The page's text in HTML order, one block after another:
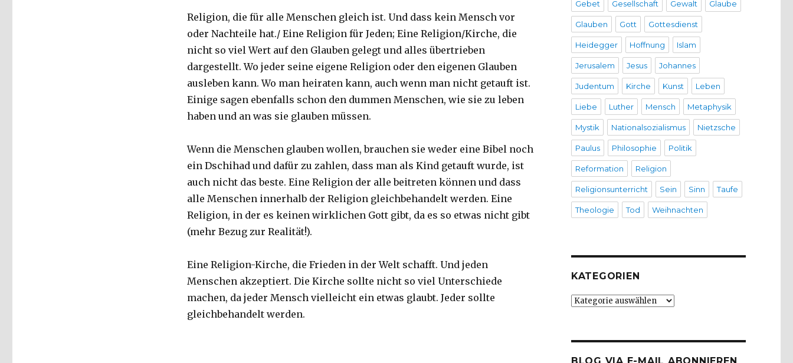
Religion, die für alle Menschen gleich ist. Und dass kein Mensch vor
oder Nachteile hat./ Eine Religion für Jeden; Eine Religion/Kirche, die
nicht so viel Wert auf den Glauben gelegt und alles übertrieben
dargestellt. Wo jeder seine eigene Religion oder den eigenen Glauben
ausleben kann. Wo man heiraten kann, auch wenn man nicht getauft ist.
Einige sagen ebenfalls schon den dummen Menschen, wie sie zu leben
haben und an was sie glauben müssen.
Wenn die Menschen glauben wollen, brauchen sie weder eine Bibel noch
ein Dschihad und dafür zu zahlen, dass man als Kind getauft wurde, ist
auch nicht das beste. Eine Religion der alle beitreten können und dass
alle Menschen innerhalb der Religion gleichbehandelt werden. Eine
Religion, in der es keinen wirklichen Gott gibt, da es so etwas nicht gibt
(mehr Bezug zur Realität!).
Eine Religion-Kirche, die Frieden in der Welt schafft. Und jeden
Menschen akzeptiert. Die Kirche sollte nicht so viel Unterschiede
machen, da jeder Mensch vielleicht ein etwas glaubt. Jeder sollte
gleichbehandelt werden.
Gebet Gesellschaft Gewalt Glaube
Glauben Gott Gottesdienst
Heidegger Hoffnung Islam
Jerusalem Jesus Johannes
Judentum Kirche Kunst Leben
Liebe Luther Mensch Metaphysik
Mystik Nationalsozialismus Nietzsche
Paulus Philosophie Politik
Reformation Religion
Religionsunterricht Sein Sinn Taufe
Theologie Tod Weihnachten
KATEGORIEN
Kategorien